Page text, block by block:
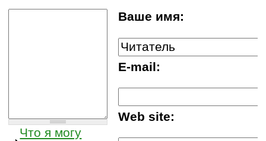
Ваше имя:
E-mail:
Web site:
Что я могу